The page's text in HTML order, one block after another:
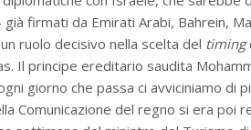
firmati da Emirati Arabi, Bahrein,
ruolo decisivo nella scelta del timing
Il principe ereditario saudita
giorno che passa ci avviciniamo di
Comunicazione del regno si era poi